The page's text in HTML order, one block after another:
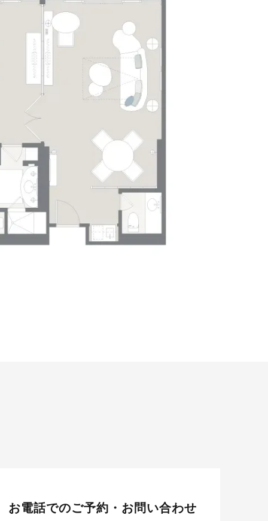
お電話でのご予約・お問い合わせ